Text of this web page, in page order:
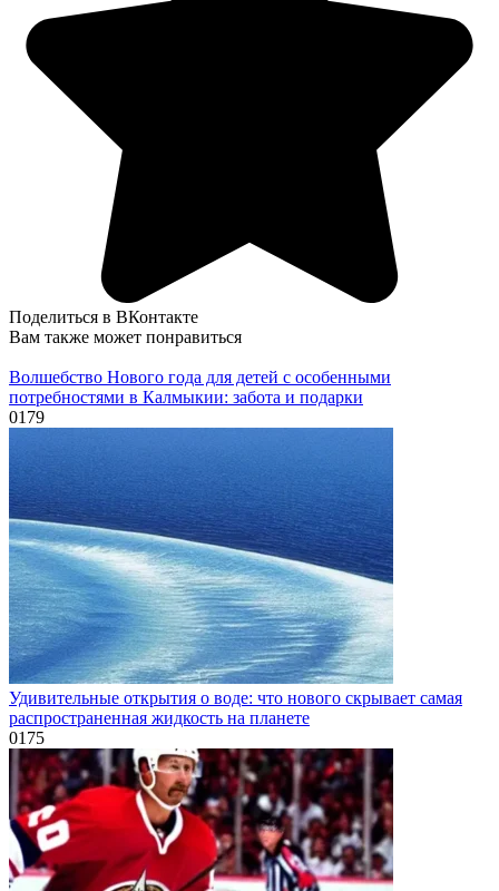
Поделиться в ВКонтакте
Вам также может понравиться
Волшебство Нового года для детей с особенными
потребностями в Калмыкии: забота и подарки
0179
Удивительные открытия о воде: что нового скрывает самая
распространенная жидкость на планете
0175